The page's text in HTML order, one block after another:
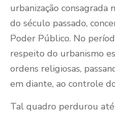
urbanização consagrada
do século passado,
Poder Público. No
respeito do urbanismo
ordens religiosas,
em diante, ao controle
Tal quadro perdurou